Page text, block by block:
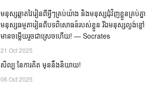
មនុស្សឆ្លាតវៃរៀនពីអ្វីៗគ្រប់យ៉ាង និងមនុស្សជុំវិញខ្លួនគ្រប់គ្នា
មនុស្សធម្មតារៀនពីបទពិសោធន៍របស់ខ្លួន រីឯមនុស្សល្ងង់ខ្លៅ
មានចម្លើយរួចជាស្រេចហើយ! — Socrates
21 Oct 2025
សិល្បៈនៃការគិត មុននឹងនិយាយ!
06 Oct 2025